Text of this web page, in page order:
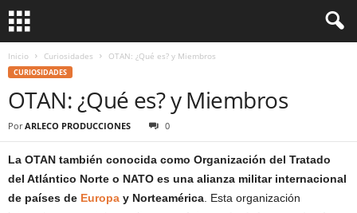
Inicio Curiosidades OTAN: ¿Qué es? y Miembros
CURIOSIDADES
OTAN: ¿Qué es? y Miembros
Por ARLECO PRODUCCIONES 0
La OTAN también conocida como Organización del Tratado
del Atlántico Norte o NATO es una alianza militar internacional
de países de Europa y Norteamérica . Esta organización